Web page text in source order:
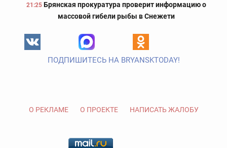
21:25 Брянская прокуратура проверит информацию о
массовой гибели рыбы в Снежети
ПОДПИШИТЕСЬ НА BRYANSKTODAY!
О РЕКЛАМЕ О ПРОЕКТЕ НАПИСАТЬ ЖАЛОБУ